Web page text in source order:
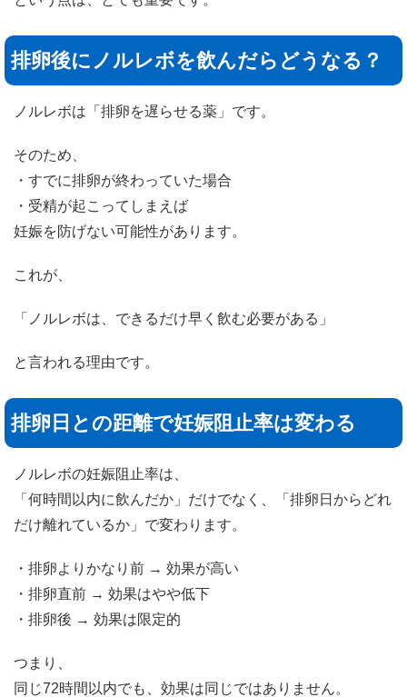
排卵後にノルレボを飲んだらどうなる？
ノルレボは「排卵を遅らせる薬」です。
そのため、
・すでに排卵が終わっていた場合
・受精が起こってしまえば
妊娠を防げない可能性があります。
これが、
「ノルレボは、できるだけ早く飲む必要がある」
と言われる理由です。
排卵日との距離で妊娠阻止率は変わる
ノルレボの妊娠阻止率は、
「何時間以内に飲んだか」だけでなく、「排卵日からどれ
だけ離れているか」で変わります。
・排卵よりかなり前 → 効果が高い
・排卵直前 → 効果はやや低下
・排卵後 → 効果は限定的
つまり、
同じ72時間以内でも、効果は同じではありません。